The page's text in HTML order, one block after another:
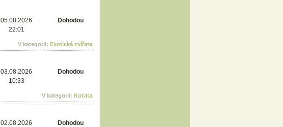
Dohodou
05.08.2026
22:01
V kategorii: Exotická zvířata
Dohodou
03.08.2026
10:33
V kategorii: Koťata
Dohodou
02.08.2026